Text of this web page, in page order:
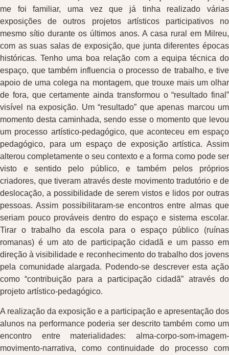
me foi familiar, uma vez que já tinha realizado várias
exposições de outros projetos artísticos participativos no
mesmo sítio durante os últimos anos. A casa rural em Milreu,
com as suas salas de exposição, que junta diferentes épocas
históricas. Tenho uma boa relação com a equipa técnica do
espaço, que também influencia o processo de trabalho, e tive
apoio de uma colega na montagem, que trouxe mais um olhar
de fora, que certamente ainda transformou o “resultado final”
visível na exposição. Um “resultado” que apenas marcou um
momento desta caminhada, sendo esse o momento que levou
um processo artístico-pedagógico, que aconteceu em espaço
pedagógico, para um espaço de exposição artística. Assim
alterou completamente o seu contexto e a forma como pode ser
visto e sentido pelo público, e também pelos próprios
criadores, que tiveram através deste movimento tradutório e de
deslocação, a possibilidade de serem vistos e lidos por outras
pessoas. Assim possibilitaram-se encontros entre almas que
seriam pouco prováveis dentro do espaço e sistema escolar.
Tirar o trabalho da escola para o espaço público (ruínas
romanas) é um ato de participação cidadã e um passo em
direção à visibilidade e reconhecimento do trabalho dos jovens
pela comunidade alargada. Podendo-se descrever esta ação
como “contribuição para a participação cidadã” através do
projeto artístico-pedagógico.
A realização da exposição e a participação e apresentação dos
alunos na performance poderia ser descrito também como um
encontro entre materialidades: alma-corpo-som-imagem-
movimento-narrativa, como continuidade do processo com